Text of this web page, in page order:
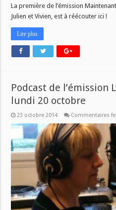
La première de l’émission
Julien et Vivien, est à réécouter ici !
Lire plus
Podcast de l’émission
lundi 20 octobre
23 octobre 2014 Commentaires